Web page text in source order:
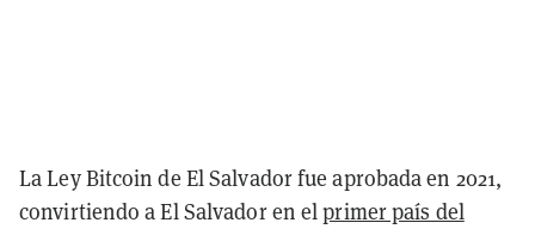
La Ley Bitcoin de El Salvador fue aprobada en 2021,
convirtiendo a El Salvador en elprimer país del